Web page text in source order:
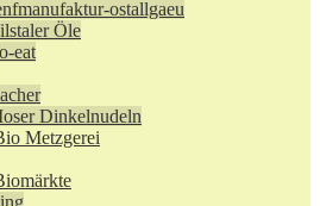
ostallgaeu
Öle
eat
Dinkelnudeln
Metzgerei